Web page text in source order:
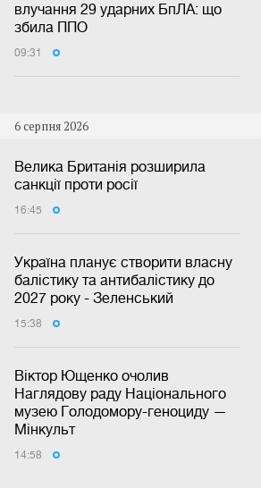
влучання 29 ударних БпЛА: що
збила ППО
09:31
6 серпня 2026
Велика Британія розширила
санкції проти росії
16:45
Україна планує створити власну
балістику та антибалістику до
2027 року - Зеленський
15:38
Віктор Ющенко очолив
Наглядову раду Національного
музею Голодомору-геноциду —
Мінкульт
14:58